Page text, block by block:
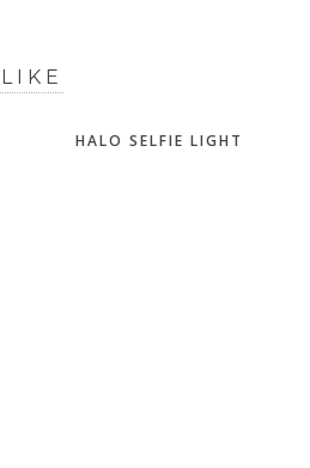
HALO SELFIE LIGHT